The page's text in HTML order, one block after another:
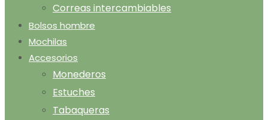
Correas intercambiables
Bolsos hombre
Mochilas
Accesorios
Monederos
Estuches
Tabaqueras